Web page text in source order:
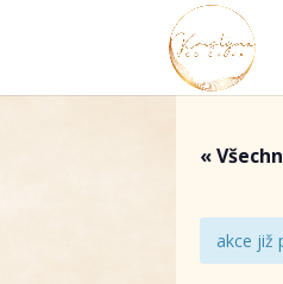
«
akce již